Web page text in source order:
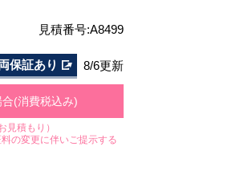
見積番号:A8499
保証あり 8/6更新
合(消費税込み)
積もり）
の変更に伴いご提示する